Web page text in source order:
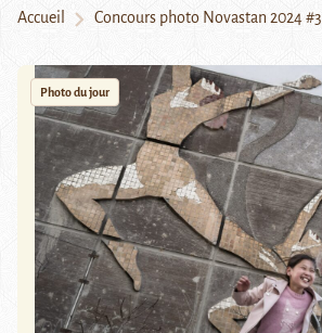
Accueil Concours photo Novastan 2024 #3
Photo du jour